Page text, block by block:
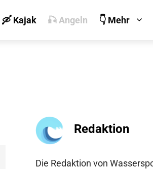
🛶 Kajak 🎣 Angeln 👇 Mehr
Redaktion
Die Redaktion von